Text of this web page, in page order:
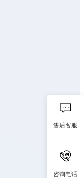
售后客服
咨询电话